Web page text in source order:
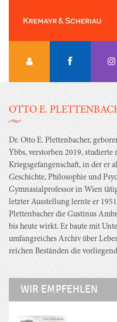
content
OTTO E.
Dr. Otto E. Plettenbacher,
Ybbs, verstorben 2019, studierte
Kriegsgefangenschaft, in der er
Geschichte, Philosophie und
Gymnasialprofessor in Wien
letzter Ausstellung lernte er
Plettenbacher die Gustinus
bis heute wirkt. Er baute mit
umfangreiches Archiv über
reichen Beständen die
WIR EMPFEHLEN